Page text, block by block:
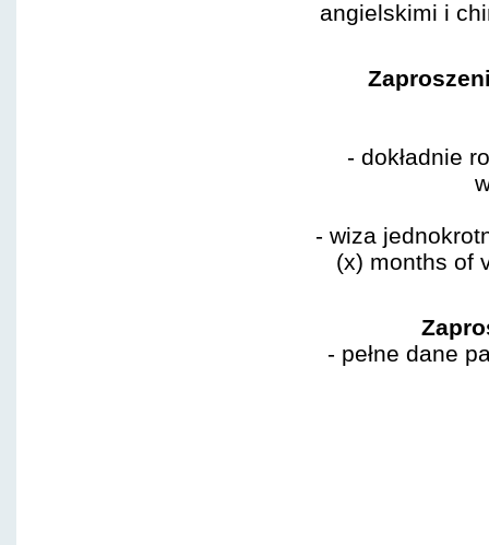
angielskimi i
- dokładnie
- wiza
(x) months of
- pełne dane